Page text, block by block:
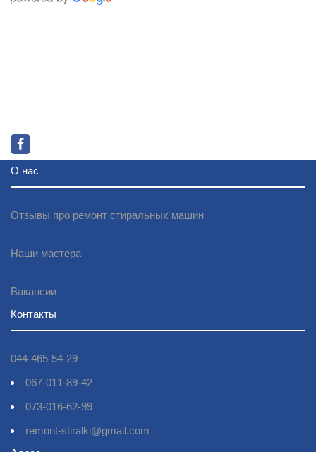
О нас
Отзывы про ремонт стиральных машин
Наши мастера
Вакансии
Контакты
044-465-54-29
067-011-89-42
073-016-62-99
remont-stiralki@gmail.com